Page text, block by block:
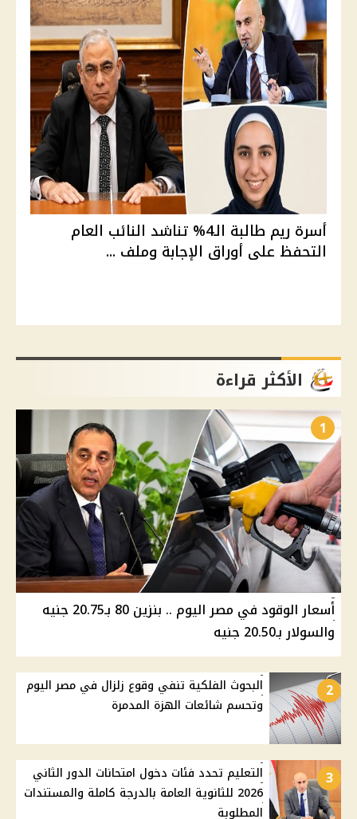
أسرة ريم طالبة الـ4% تناشد النائب العام
التحفظ على أوراق الإجابة وملف ...
الأكثر قراءة
1
أسعار الوقود في مصر اليوم .. بنزين 80 بـ20.75 جنيه
والسولار بـ20.50 جنيه
2
البحوث الفلكية تنفي وقوع زلزال في مصر اليوم
وتحسم شائعات الهزة المدمرة
3
التعليم تحدد فئات دخول امتحانات الدور الثاني
2026 للثانوية العامة بالدرجة كاملة والمستندات
المطلوبة